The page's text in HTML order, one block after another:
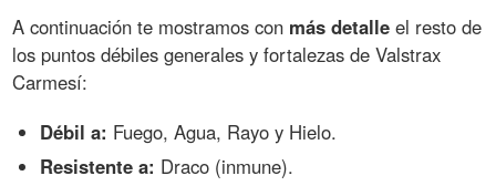
A continuación te mostramos con más detalle el resto de
los puntos débiles generales y fortalezas de Valstrax
Carmesí:
Débil a: Fuego, Agua, Rayo y Hielo.
Resistente a: Draco (inmune).